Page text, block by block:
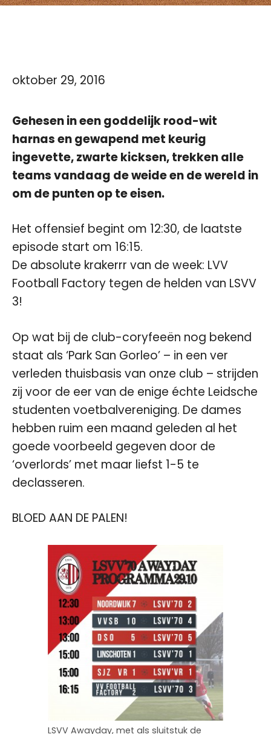
oktober 29, 2016
Gehesen in een goddelijk rood-wit
harnas en gewapend met keurig
ingevette, zwarte kicksen, trekken alle
teams vandaag de weide en de wereld in
om de punten op te eisen.
Het offensief begint om 12:30, de laatste
episode start om 16:15.
De absolute krakerrr van de week: LVV
Football Factory tegen de helden van LSVV
3!
Op wat bij de club-coryfeeën nog bekend
staat als ‘Park San Gorleo’ – in een ver
verleden thuisbasis van onze club – strijden
zij voor de eer van de enige échte Leidsche
studenten voetbalvereniging. De dames
hebben ruim een maand geleden al het
goede voorbeeld gegeven door de
‘overlords’ met maar liefst 1-5 te
declasseren.
BLOED AAN DE PALEN!
LSVV Awayday, met als sluitstuk de